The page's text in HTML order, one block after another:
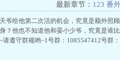
最新章节： 123 番
爷给他第二次活的机会，究竟是额外照
？他也不知道他和晏小少爷，究竟是谁
遵守群规哟~1号群：1085547412号群